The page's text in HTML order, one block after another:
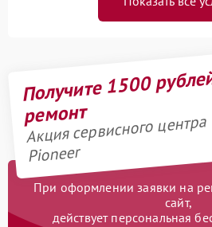
Получите 1500
ремонт
Акция сервисного центра
Pioneer
При оформлении заявки на
сайт,
действует персональная